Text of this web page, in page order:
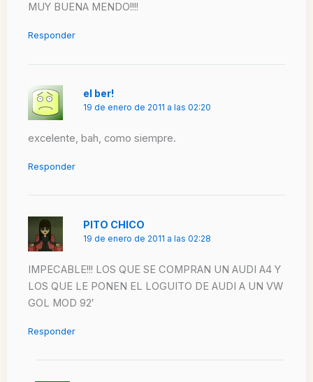
MUY BUENA MENDO!!!!
Responder
el ber!
19 de enero de 2011 a las 02:20
excelente, bah, como siempre.
Responder
PITO CHICO
19 de enero de 2011 a las 02:28
IMPECABLE!!! LOS QUE SE COMPRAN UN AUDI A4 Y
LOS QUE LE PONEN EL LOGUITO DE AUDI A UN VW
GOL MOD 92′
Responder